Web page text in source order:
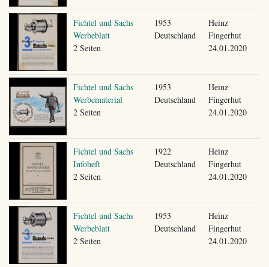
Fichtel und Sachs
Werbeblatt
2 Seiten
1953
Deutschland
Heinz
Fingerhut
24.01.2020
Fichtel und Sachs
Werbematerial
2 Seiten
1953
Deutschland
Heinz
Fingerhut
24.01.2020
Fichtel und Sachs
Infoheft
2 Seiten
1922
Deutschland
Heinz
Fingerhut
24.01.2020
Fichtel und Sachs
Werbeblatt
2 Seiten
1953
Deutschland
Heinz
Fingerhut
24.01.2020